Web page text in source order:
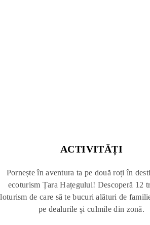
ACTIVITĂȚI
Pornește în aventura ta pe două roți în
ecoturism Țara Hațegului! Descoperă 12
de care să te bucuri alături de
pe dealurile și culmile din zonă.